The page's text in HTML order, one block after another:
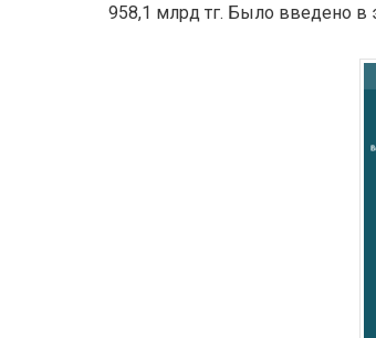
958,1 млрд тг. Было введено в